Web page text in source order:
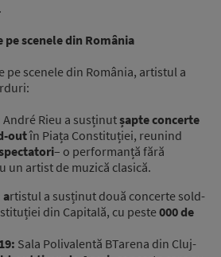
scenele din România
pe scenele din România, artistul a
André Rieu a susținutșapte concerte
outîn Piața Constituției, reunind
– o performanță fără
un artist de muzică clasică.
artistul a susținut două concerte sold-
din Capitală, cu peste000 de
Sala Polivalentă BTarena din Cluj-